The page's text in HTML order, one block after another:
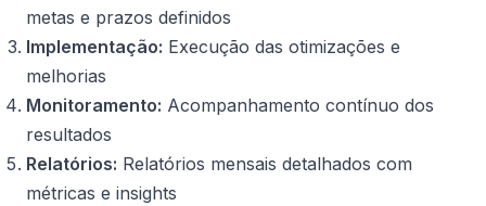
metas e prazos definidos
Implementação: Execução das otimizações e
melhorias
Monitoramento: Acompanhamento contínuo dos
resultados
Relatórios: Relatórios mensais detalhados com
métricas e insights